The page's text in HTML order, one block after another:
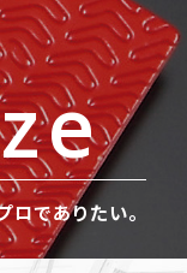
ロでありたい。